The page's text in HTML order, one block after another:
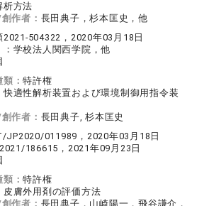
析方法
作者： 長田典子，杉本匡史，他
2021-504322，2020年03月18日
学校法人関西学院，他
類：特許権
快適性解析装置および環境制御用指令装
作者： 長田典子, 杉本匡史
JP2020/011989，2020年03月18日
186615，2021年09月23日
類：特許権
皮膚外用剤の評価方法
作者： 長田典子，山崎陽一，飛谷謙介，